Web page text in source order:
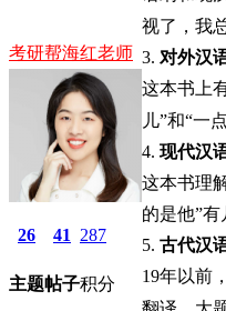
考研帮海红老师
26
主题
41
帖子
287
积分
视了，我
3. 对外汉
这本书上
儿”和“一
4. 现代汉
这本书理
的是他”
5. 古代汉
19年以前